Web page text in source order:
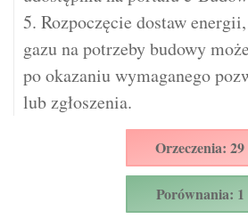
5. Rozpoczęcie dostaw
gazu na potrzeby budowy
po okazaniu wymaganego
lub zgłoszenia.
Orzeczenia: 29
Porównania: 1